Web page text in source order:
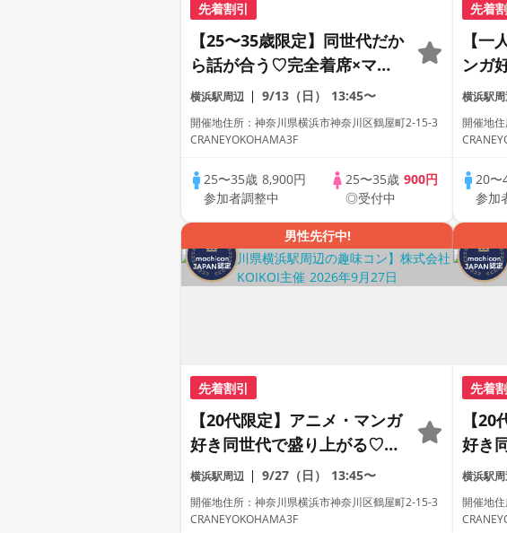
先着割引
【25〜35歳限定】同世代だか
ら話が合う♡完全着席×マッ
チングゲーム付きマッチング
コン
横浜駅周辺 9/13（日） 13:45〜
開催地住所：神奈川県横浜市神奈川区鶴屋町2-15-3
CRANEYOKOHAMA3F
25〜35歳 8,900円
参加者調整中
25〜35歳 900円
◎受付中
先着
【一
ンガ
ッチ
ン
横浜駅
開催地
20〜
参加
男性先行中!
先着割引
【20代限定】アニメ・マンガ
好き同世代で盛り上がる♡完
全着席×マッチングゲーム付
きアニメコン
横浜駅周辺 9/27（日） 13:45〜
開催地住所：神奈川県横浜市神奈川区鶴屋町2-15-3
CRANEYOKOHAMA3F
先着
【
好き
全着
きア
横浜駅
開催地